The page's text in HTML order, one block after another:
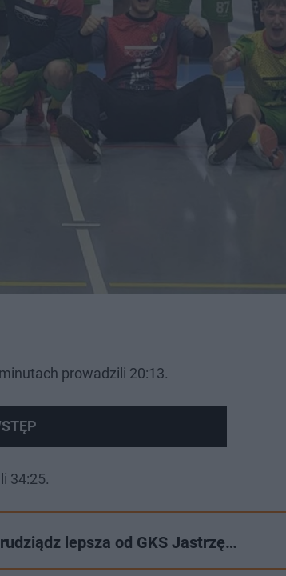
prowadzili 20:13.
34:25.
lepsza od GKS Jastrzę…